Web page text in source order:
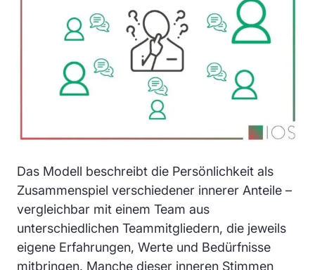
Das Modell beschreibt die Persönlichkeit als
Zusammenspiel verschiedener innerer Anteile –
vergleichbar mit einem Team aus
unterschiedlichen Teammitgliedern, die jeweils
eigene Erfahrungen, Werte und Bedürfnisse
mitbringen. Manche dieser inneren Stimmen